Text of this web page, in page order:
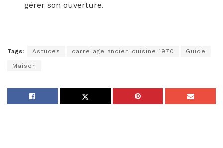
gérer son ouverture.
Tags: Astuces carrelage ancien cuisine 1970 Guide
Maison